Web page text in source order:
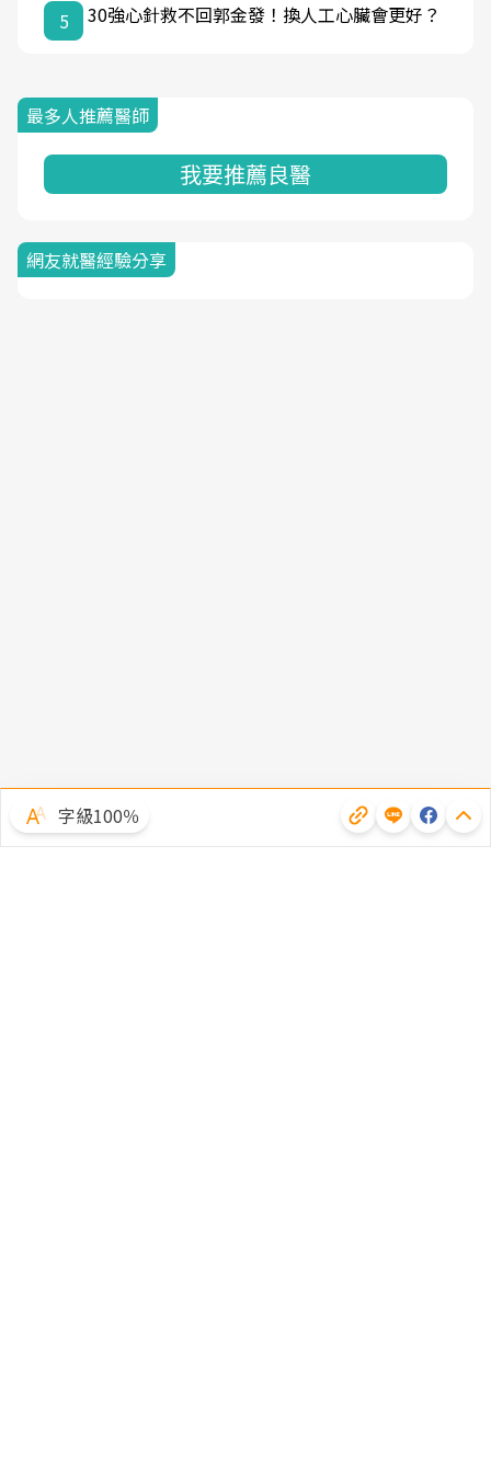
5 30強心針救不回郭金發！換人工心臟會更好？
最多人推薦醫師
我要推薦良醫
網友就醫經驗分享
字級100％